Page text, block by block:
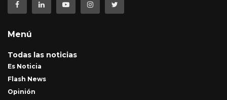
Menú
Todas las noticias
Es Noticia
Flash News
Opinión